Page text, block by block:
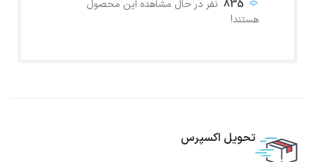
835 نفر در حال مشاهده این محصول
هستند!
تحویل اکسپرس